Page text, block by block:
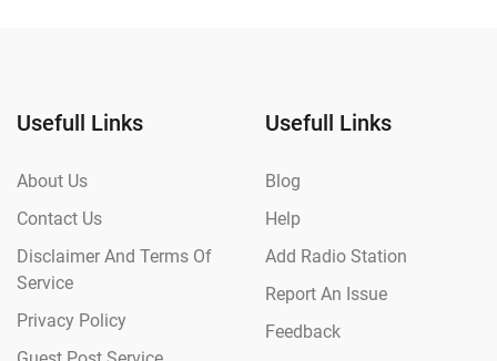
Usefull Links
About Us
Contact Us
Disclaimer And Terms Of
Service
Privacy Policy
Usefull Links
Blog
Help
Add Radio Station
Report An Issue
Feedback